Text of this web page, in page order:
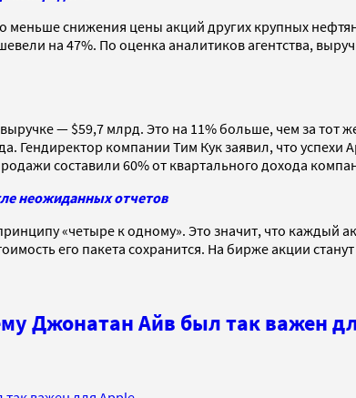
меньше снижения цены акций других крупных
на 47%. По оценка аналитиков агентства,
— $59,7 млрд. Это на 11% больше, чем за
Гендиректор компании Тим Кук заявил, что успехи
составили 60% от квартального дохода
неожиданных отчетов
«четыре к одному». Это значит, что каждый
его пакета сохранится. На бирже акции
Джонатан Айв был так важен